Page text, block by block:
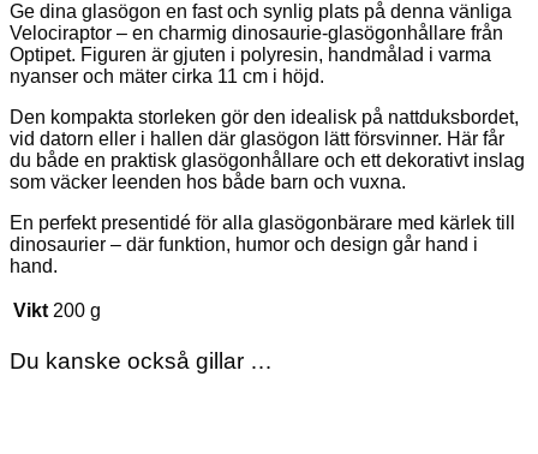
Ge dina glasögon en fast och synlig plats på denna vänliga
Velociraptor – en charmig dinosaurie-glasögonhållare från
Optipet. Figuren är gjuten i polyresin, handmålad i varma
nyanser och mäter cirka 11 cm i höjd.
Den kompakta storleken gör den idealisk på nattduksbordet,
vid datorn eller i hallen där glasögon lätt försvinner. Här får
du både en praktisk glasögonhållare och ett dekorativt inslag
som väcker leenden hos både barn och vuxna.
En perfekt presentidé för alla glasögonbärare med kärlek till
dinosaurier – där funktion, humor och design går hand i
hand.
Vikt 200 g
Du kanske också gillar …